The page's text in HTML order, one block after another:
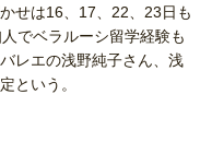
せは16、17、22、23日も
でベラルーシ留学経験も
レエの浅野純子さん、浅
という。